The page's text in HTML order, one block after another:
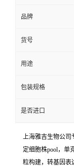
品牌
货号
用途
包装规格
是否进口
上海雅吉生物公司
定细胞株pool，单
粒构建，转基因表